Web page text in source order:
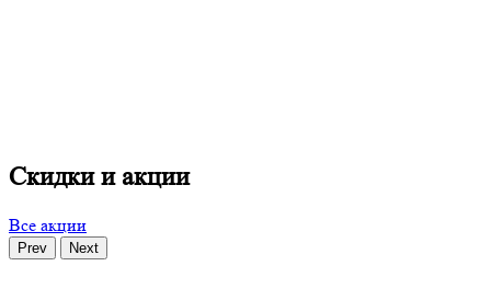
Скидки и акции
Все акции
Prev Next